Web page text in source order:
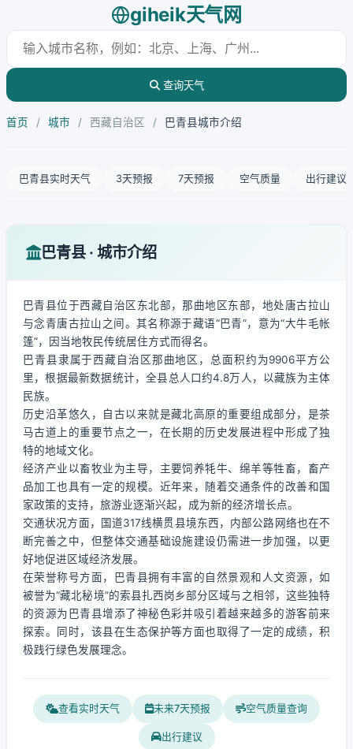
giheik天气网
查询天气
首页 / 城市 / 西藏自治区 / 巴青县城市介绍
巴青县实时天气 3天预报 7天预报 空气质量 出行建议
巴青县 · 城市介绍
巴青县位于西藏自治区东北部，那曲地区东部，地处唐古拉山
与念青唐古拉山之间。其名称源于藏语“巴青”，意为“大牛毛帐
篷”，因当地牧民传统居住方式而得名。
巴青县隶属于西藏自治区那曲地区，总面积约为9906平方公
里，根据最新数据统计，全县总人口约4.8万人，以藏族为主体
民族。
历史沿革悠久，自古以来就是藏北高原的重要组成部分，是茶
马古道上的重要节点之一，在长期的历史发展进程中形成了独
特的地域文化。
经济产业以畜牧业为主导，主要饲养牦牛、绵羊等牲畜，畜产
品加工也具有一定的规模。近年来，随着交通条件的改善和国
家政策的支持，旅游业逐渐兴起，成为新的经济增长点。
交通状况方面，国道317线横贯县境东西，内部公路网络也在不
断完善之中，但整体交通基础设施建设仍需进一步加强，以更
好地促进区域经济发展。
在荣誉称号方面，巴青县拥有丰富的自然景观和人文资源，如
被誉为“藏北秘境”的索县扎西岗乡部分区域与之相邻，这些独特
的资源为巴青县增添了神秘色彩并吸引着越来越多的游客前来
探索。同时，该县在生态保护等方面也取得了一定的成绩，积
极践行绿色发展理念。
查看实时天气 未来7天预报 空气质量查询
出行建议